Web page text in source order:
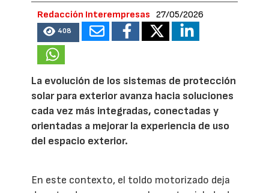
Redacción Interempresas 27/05/2026
408
La evolución de los sistemas de protección
solar para exterior avanza hacia soluciones
cada vez más integradas, conectadas y
orientadas a mejorar la experiencia de uso
del espacio exterior.
En este contexto, el toldo motorizado deja